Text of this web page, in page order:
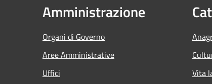
Amministrazione
Organi di Governo
Aree Amministrative
Uffici
Vita